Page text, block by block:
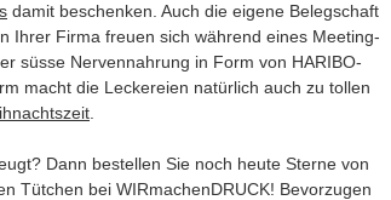
damit beschenken. Auch die eigene Belegschaft
Ihrer Firma freuen sich während eines Meeting-
süsse Nervennahrung in Form von HARIBO-
macht die Leckereien natürlich auch zu tollen
Dann bestellen Sie noch heute Sterne von
Tütchen bei WIRmachenDRUCK! Bevorzugen